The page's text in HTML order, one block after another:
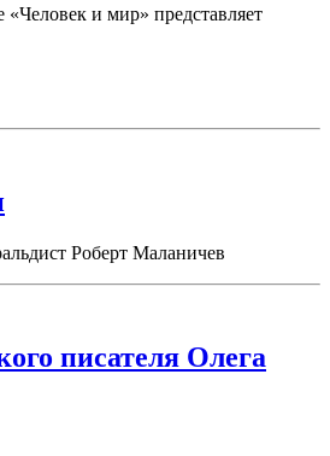
«Человек и мир» представляет
Роберт Маланичев
писателя Олега